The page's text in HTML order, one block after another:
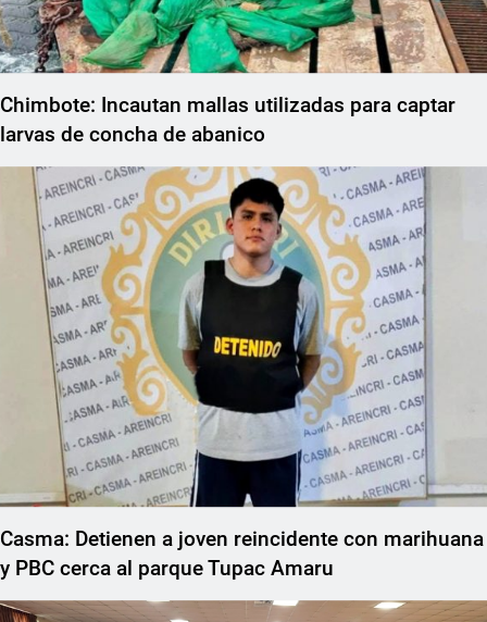
Chimbote: Incautan mallas utilizadas para captar
larvas de concha de abanico
Casma: Detienen a joven reincidente con marihuana
y PBC cerca al parque Tupac Amaru